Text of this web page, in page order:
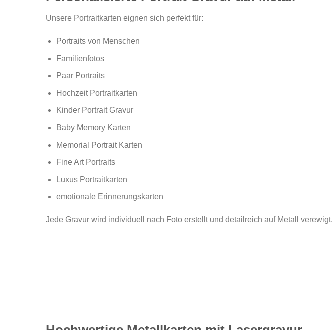
Unsere Portraitkarten eignen sich perfekt für:
Portraits von Menschen
Familienfotos
Paar Portraits
Hochzeit Portraitkarten
Kinder Portrait Gravur
Baby Memory Karten
Memorial Portrait Karten
Fine Art Portraits
Luxus Portraitkarten
emotionale Erinnerungskarten
Jede Gravur wird individuell nach Foto erstellt und detailreich auf Metall verewigt.